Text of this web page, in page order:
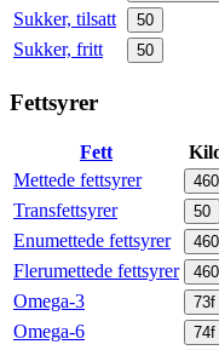
Sukker, tilsatt 50
Sukker, fritt 50
Fettsyrer
Fett
Mettede fettsyrer
Transfettsyrer 50
Enumettede fettsyrer
Flerumettede fettsyrer
Omega-3 73f
Omega-6 74f